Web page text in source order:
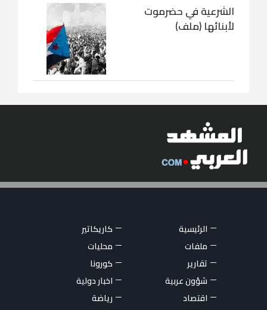
الشرعية في حضرموت
لأبنائها (ملف)
الرئيسية
كاريكاتير
ملفات
محليات
تقارير
كورونا
شؤون عربية
اخبار دولية
اقتصاد
رياضة